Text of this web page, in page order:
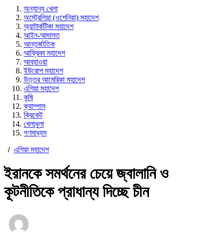
অন্যান্য খেলা
অস্ট্রেলিয়া (ওশেনিয়া) মহাদেশ
অ্যান্টার্কটিকা মহাদেশ
আইন-আদালত
আন্তর্জাতিক
আফ্রিকা মহাদেশ
আবহাওয়া
ইউরোপ মহাদেশ
উত্তর আমেরিকা মহাদেশ
এশিয়া মহাদেশ
কৃষি
ক্যাম্পাস
ক্রিকেট
খেলাধুলা
গণমাধ্যম
/ এশিয়া মহাদেশ
ইরানকে সমর্থনের চেয়ে জ্বালানি ও
কূটনীতিকে প্রাধান্য দিচ্ছে চীন